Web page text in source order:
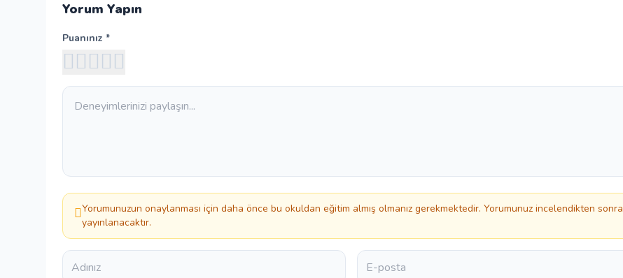
Yorum Yapın
Puanınız *
Yorumunuzun onaylanması için daha önce bu okuldan eğitim almış olmanız gerekmektedir. Yorumunuz incelendikten sonra
yayınlanacaktır.